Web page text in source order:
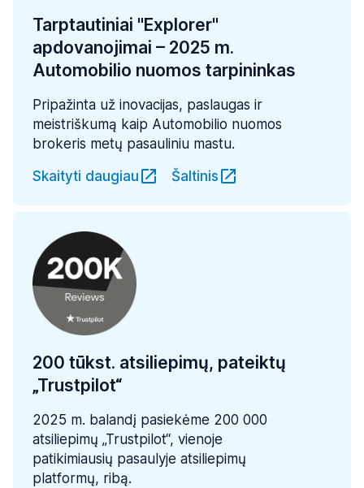
Tarptautiniai "Explorer"
apdovanojimai – 2025 m.
Automobilio nuomos tarpininkas
Pripažinta už inovacijas, paslaugas ir
meistriškumą kaip Automobilio nuomos
brokeris metų pasauliniu mastu.
Skaityti daugiau
Šaltinis
200 tūkst. atsiliepimų, pateiktų
„Trustpilot“
2025 m. balandį pasiekėme 200 000
atsiliepimų „Trustpilot“, vienoje
patikimiausių pasaulyje atsiliepimų
platformų, ribą.